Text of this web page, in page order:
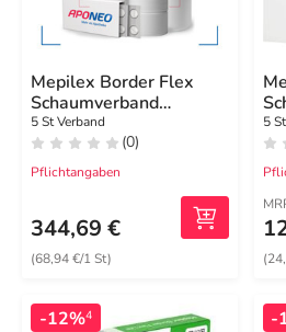
Mepilex Border Flex
Schaumverband
haft.15x19 cm oval
5 St Verband
(0)
Pflichtangaben
344,69 €
(68,94 €/1 St)
5
-12%4 -